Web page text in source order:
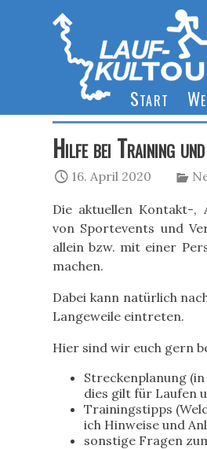
Start
Hilfe bei Training
16. April 2020
Die aktuellen Kontakt-,
von Sportevents und
allein bzw. mit einer
machen.
Dabei kann natürlich
Langeweile eintreten.
Hier sind wir euch gern
Streckenplanung
dies gilt für Laufen
Trainingstipps
ich Hinweise und
sonstige Fragen